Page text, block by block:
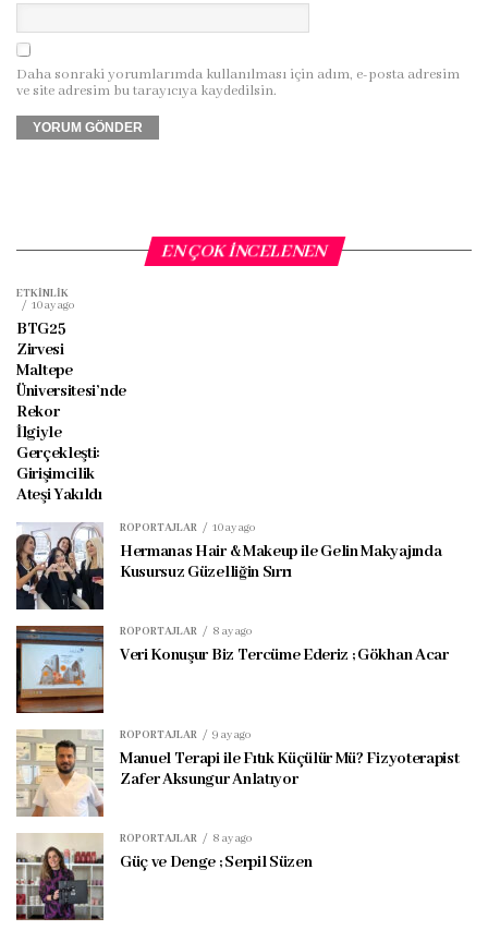
Daha sonraki yorumlarımda kullanılması için adım, e-posta adresim
ve site adresim bu tarayıcıya kaydedilsin.
EN ÇOK İNCELENEN
ETKINLIK
10 ay ago
BTG25
Zirvesi
Maltepe
Üniversitesi’nde
Rekor
İlgiyle
Gerçekleşti:
Girişimcilik
Ateşi Yakıldı
RÖPORTAJLAR 10 ay ago
Hermanas Hair & Makeup ile Gelin Makyajında
Kusursuz Güzelliğin Sırrı
RÖPORTAJLAR 8 ay ago
Veri Konuşur Biz Tercüme Ederiz ; Gökhan Acar
RÖPORTAJLAR 9 ay ago
Manuel Terapi ile Fıtık Küçülür Mü? Fizyoterapist
Zafer Aksungur Anlatıyor
RÖPORTAJLAR 8 ay ago
Güç ve Denge ; Serpil Süzen